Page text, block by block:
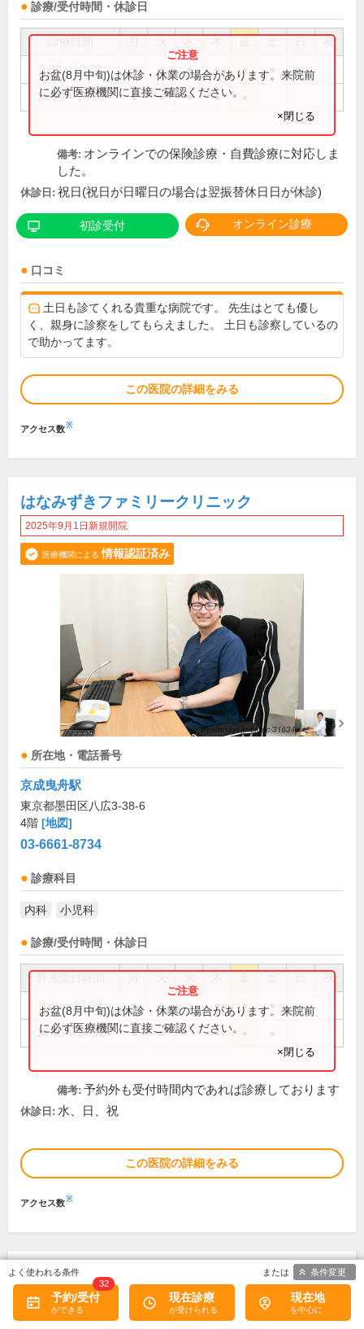
診療/受付時間・休診日
祝
9:00～12:30 ● ● ● ● ● ●
14:00～18:00 ● ● ● ●
お盆(8月中旬)は休診・休業の場合があります。来院前
に必ず医療機関に直接ご確認ください。
×閉じる
備考: オンラインでの保険診療・自費診療に対応しま
した。
休診日: 祝日(祝日が日曜日の場合は翌振替休日日が休診)
初診受付 オンライン診療
口コミ
土日も診てくれる貴重な病院です。 先生はとても優し
く、親身に診察をしてもらえました。 土日も診察しているの
で助かってます。
この医院の詳細をみる
アクセス数※
はなみずきファミリークリニック
2025年9月1日新規開院
医療機関による 情報認証済み
所在地・電話番号
京成曳舟駅
東京都墨田区八広3-38-6
4階 [地図]
03-6661-8734
診療科目
内科 小児科
診療/受付時間・休診日
祝
8:45～12:00 ● ● ● ●
14:00～17:30 ● ● ●
お盆(8月中旬)は休診・休業の場合があります。来院前
に必ず医療機関に直接ご確認ください。
×閉じる
備考: 予約外も受付時間内であれば診療しております
休診日: 水、日、祝
この医院の詳細をみる
アクセス数※
錦糸町皮膚科内科クリニック
予約/受付
32
現在診療 現在地
条件変更